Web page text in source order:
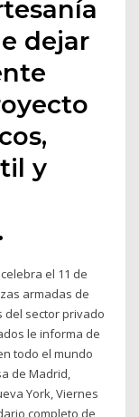
dejar
y
el 11 de
armadas de
del sector privado
le informa de
todo el mundo
de Madrid,
York, Viernes
completo de